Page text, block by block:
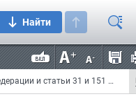
Найти
Федеральный закон от 23 апреля 2018 г. N 114-ФЗ "О внесении изменений в Уголовный кодекс Российской Федерации и статьи 31 и 151 Уголовно-процессуального кодекса Российской Федерации"
Российской
следующие изменения: